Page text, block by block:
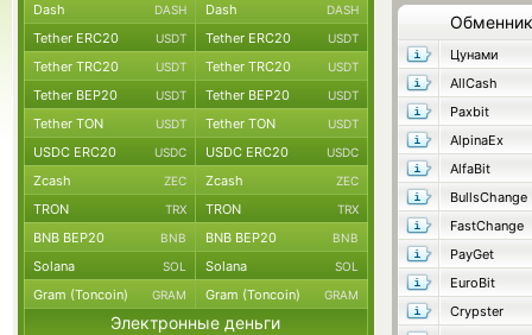
Обменник
Цунами
AllCash
Paxbit
AlpinaEx
AlfaBit
BullsChange
FastChange
PayGet
EuroBit
Crypster
Dash DASH Dash DASH
Tether ERC20 USDT Tether ERC20 USDT
Tether TRC20 USDT Tether TRC20 USDT
Tether BEP20 USDT Tether BEP20 USDT
Tether TON USDT Tether TON USDT
USDC ERC20 USDC USDC ERC20 USDC
Zcash ZEC Zcash ZEC
TRON TRX TRON TRX
BNB BEP20 BNB BNB BEP20 BNB
Solana SOL Solana SOL
Gram (Toncoin) GRAM Gram (Toncoin) GRAM
Электронные деньги